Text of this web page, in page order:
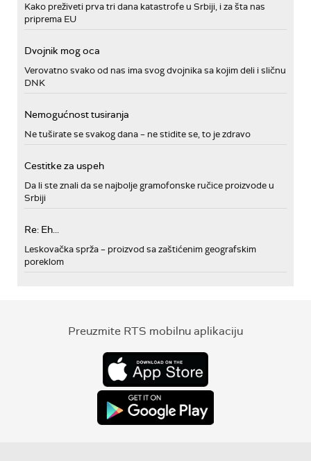
Kako preživeti prva tri dana katastrofe u Srbiji, i za šta nas
priprema EU
Dvojnik mog oca
Verovatno svako od nas ima svog dvojnika sa kojim deli i sličnu
DNK
Nemogućnost tusiranja
Ne tuširate se svakog dana – ne stidite se, to je zdravo
Cestitke za uspeh
Da li ste znali da se najbolje gramofonske ručice proizvode u
Srbiji
Re: Eh...
Leskovačka sprža – proizvod sa zaštićenim geografskim
poreklom
Preuzmite RTS mobilnu aplikaciju